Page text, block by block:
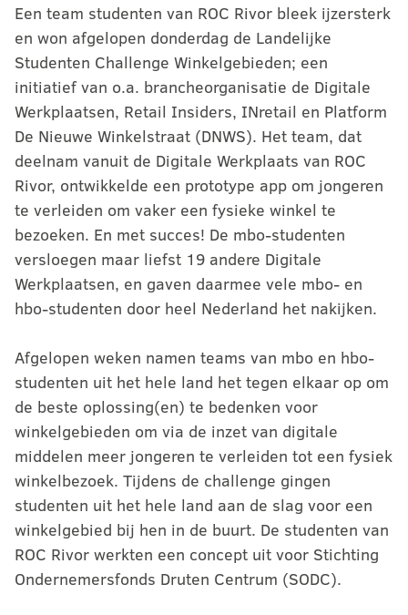
Een team studenten van ROC Rivor bleek ijzersterk
en won afgelopen donderdag de Landelijke
Studenten Challenge Winkelgebieden; een
initiatief van o.a. brancheorganisatie de Digitale
Werkplaatsen, Retail Insiders, INretail en Platform
De Nieuwe Winkelstraat (DNWS). Het team, dat
deelnam vanuit de Digitale Werkplaats van ROC
Rivor, ontwikkelde een prototype app om jongeren
te verleiden om vaker een fysieke winkel te
bezoeken. En met succes! De mbo-studenten
versloegen maar liefst 19 andere Digitale
Werkplaatsen, en gaven daarmee vele mbo- en
hbo-studenten door heel Nederland het nakijken.
Afgelopen weken namen teams van mbo en hbo-
studenten uit het hele land het tegen elkaar op om
de beste oplossing(en) te bedenken voor
winkelgebieden om via de inzet van digitale
middelen meer jongeren te verleiden tot een fysiek
winkelbezoek. Tijdens de challenge gingen
studenten uit het hele land aan de slag voor een
winkelgebied bij hen in de buurt. De studenten van
ROC Rivor werkten een concept uit voor Stichting
Ondernemersfonds Druten Centrum (SODC).